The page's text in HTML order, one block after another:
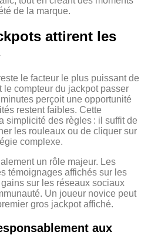
de la marque.
attirent les
le facteur le plus puissant de
compteur du jackpot passer
perçoit une opportunité
restent faibles. Cette
simplicité des règles : il suffit de
les rouleaux ou de cliquer sur
complexe.
un rôle majeur. Les
témoignages affichés sur les
sur les réseaux sociaux
Un joueur novice peut
gros jackpot affiché.
aux